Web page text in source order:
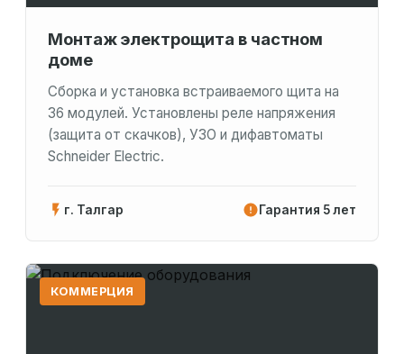
Монтаж электрощита в частном
доме
Сборка и установка встраиваемого щита на
36 модулей. Установлены реле напряжения
(защита от скачков), УЗО и дифавтоматы
Schneider Electric.
г. Талгар Гарантия 5 лет
КОММЕРЦИЯ